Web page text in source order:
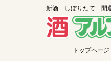
新酒 しぼりたて 開
トップページ